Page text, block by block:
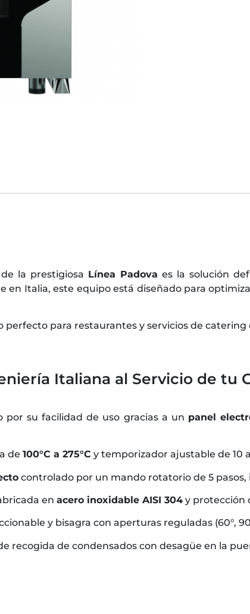
la prestigiosa Línea Padova es la solución
Italia, este equipo está diseñado para
perfecto para restaurantes y servicios de
Italiana al Servicio de tu
por su facilidad de uso gracias a un panel
de 100°C a 275°C y temporizador ajustable de 10
controlado por un mando rotatorio de 5
en acero inoxidable AISI 304 y protección
y bisagra con aperturas reguladas (60°,
recogida de condensados con desagüe en la